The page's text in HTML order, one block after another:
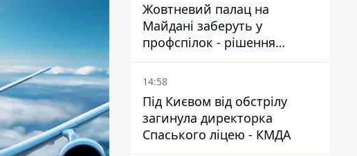
Жовтневий палац на
Майдані заберуть у
профспілок - рішення
Господарського суду
14:58
Під Києвом від обстрілу
загинула директорка
Спаського ліцею - КМДА